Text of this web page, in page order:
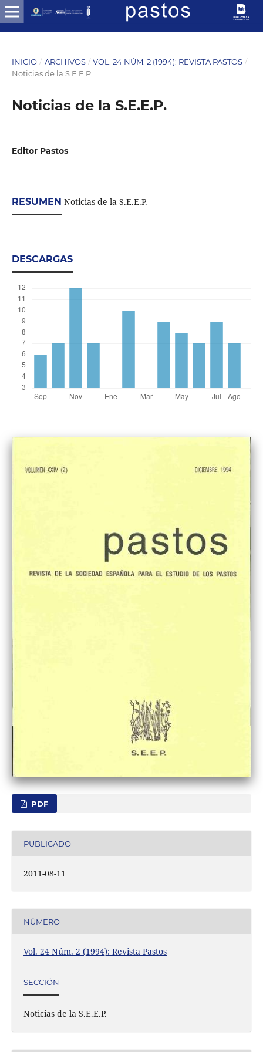
INICIO / ARCHIVOS / VOL. 24 NÚM. 2 (1994): REVISTA PASTOS /
Noticias de la S.E.E.P.
Noticias de la S.E.E.P.
Editor Pastos
RESUMEN Noticias de la S.E.E.P.
DESCARGAS
PDF
PUBLICADO
2011-08-11
NÚMERO
Vol. 24 Núm. 2 (1994): Revista Pastos
SECCIÓN
Noticias de la S.E.E.P.